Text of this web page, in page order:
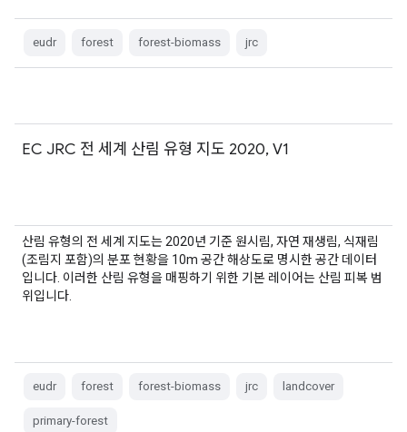
eudr forest forest-biomass jrc
EC JRC 전 세계 산림 유형 지도 2020, V1
산림 유형의 전 세계 지도는 2020년 기준 원시림, 자연 재생림, 식재림
(조림지 포함)의 분포 현황을 10m 공간 해상도로 명시한 공간 데이터
입니다. 이러한 산림 유형을 매핑하기 위한 기본 레이어는 산림 피복 범
위입니다.
eudr forest forest-biomass jrc landcover
primary-forest